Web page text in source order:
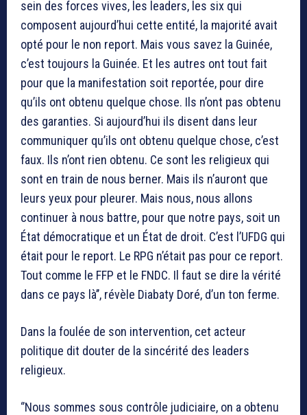
sein des forces vives, les leaders, les six qui
composent aujourd’hui cette entité, la majorité avait
opté pour le non report. Mais vous savez la Guinée,
c’est toujours la Guinée. Et les autres ont tout fait
pour que la manifestation soit reportée, pour dire
qu’ils ont obtenu quelque chose. Ils n’ont pas obtenu
des garanties. Si aujourd’hui ils disent dans leur
communiquer qu’ils ont obtenu quelque chose, c’est
faux. Ils n’ont rien obtenu. Ce sont les religieux qui
sont en train de nous berner. Mais ils n’auront que
leurs yeux pour pleurer. Mais nous, nous allons
continuer à nous battre, pour que notre pays, soit un
État démocratique et un État de droit. C’est l’UFDG qui
était pour le report. Le RPG n’était pas pour ce report.
Tout comme le FFP et le FNDC. Il faut se dire la vérité
dans ce pays là’’, révèle Diabaty Doré, d’un ton ferme.
Dans la foulée de son intervention, cet acteur
politique dit douter de la sincérité des leaders
religieux.
‘’Nous sommes sous contrôle judiciaire, on a obtenu